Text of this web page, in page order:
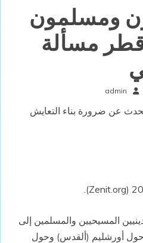
ومسلمون
مسألة
admin
عن ضرورة بناء التعايش
المسيحيين والمسلمين إلى
حول أورشليم (ألقدس) وحول